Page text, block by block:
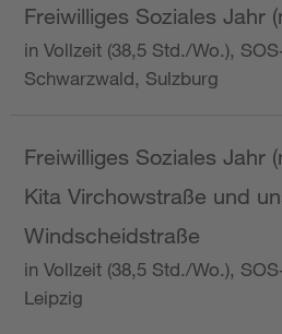
Freiwilliges Soziales Jahr
in Vollzeit (38,5 Std./Wo.),
Schwarzwald, Sulzburg
Freiwilliges Soziales Jahr
Kita Virchowstraße und
Windscheidstraße
in Vollzeit (38,5 Std./Wo.),
Leipzig